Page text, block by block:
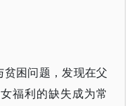
困问题，发现在父
福利的缺失成为常